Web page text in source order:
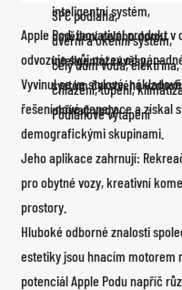
SPC podlaha,
dveřní a okenní systém,
celý dům voda, elektřina,
chlazení, topení,
Podlahové vytápění
inteligentní systém,
osvětlení celého domu,
inteligentní závěsy,
systém čerstvého
ohřívač vody
Apple Pod, inovativní produkt
odvozuje svůj název od
Vyvinul se ve stylové,
řešení nové generace a získal
demografickými skupinami.
Jeho aplikace zahrnují:
pro obytné vozy, kreativní
prostory.
Hluboké odborné znalosti
estetiky jsou hnacím motorem
potenciál Apple Podu napříč